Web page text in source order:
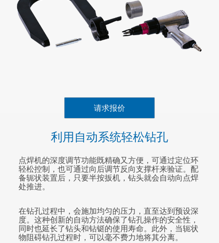
请求报价
利用自动系统轻松钻孔
点焊机的深度调节功能既精确又方便，可通过定位环
轻松控制，也可通过向后调节反向支撑杆来验证。配
备轭状装置后，只要半按扳机，钻头就会自动向点焊
处推进。
在钻孔过程中，会施加均匀的压力，直至达到预设深
度。这种创新的自动方法确保了钻孔操作的安全性，
同时也延长了钻头和钻铤的使用寿命。此外，当轭状
物阻碍钻孔过程时，可以毫不费力地将其分离。